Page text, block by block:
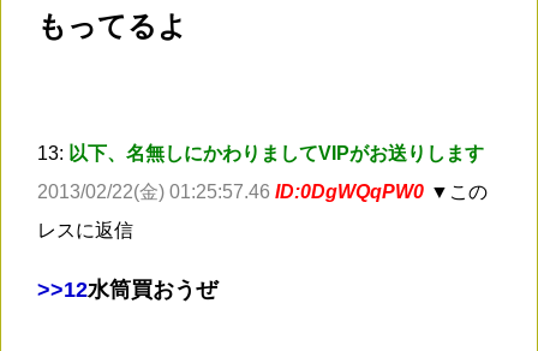
もってるよ
13: 以下、名無しにかわりましてVIPがお送りします
2013/02/22(金) 01:25:57.46 ID:0DgWQqPW0 ▼この
レスに返信
>>12水筒買おうぜ